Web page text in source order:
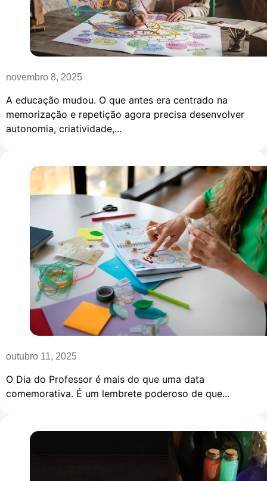
novembro 8, 2025
A educação mudou. O que antes era centrado na
memorização e repetição agora precisa desenvolver
autonomia, criatividade,...
outubro 11, 2025
O Dia do Professor é mais do que uma data
comemorativa. É um lembrete poderoso de que...